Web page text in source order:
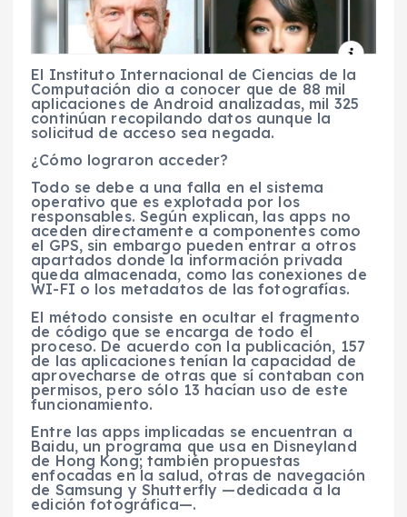
El Instituto Internacional de Ciencias de la
Computación dio a conocer que de 88 mil
aplicaciones de Android analizadas, mil 325
continúan recopilando datos aunque la
solicitud de acceso sea negada.
¿Cómo lograron acceder?
Todo se debe a una falla en el sistema
operativo que es explotada por los
responsables. Según explican, las apps no
aceden directamente a componentes como
el GPS, sin embargo pueden entrar a otros
apartados donde la información privada
queda almacenada, como las conexiones de
WI-FI o los metadatos de las fotografías.
El método consiste en ocultar el fragmento
de código que se encarga de todo el
proceso. De acuerdo con la publicación, 157
de las aplicaciones tenían la capacidad de
aprovecharse de otras que sí contaban con
permisos, pero sólo 13 hacían uso de este
funcionamiento.
Entre las apps implicadas se encuentran a
Baidu, un programa que usa en Disneyland
de Hong Kong; también propuestas
enfocadas en la salud, otras de navegación
de Samsung y Shutterfly —dedicada a la
edición fotográfica—.